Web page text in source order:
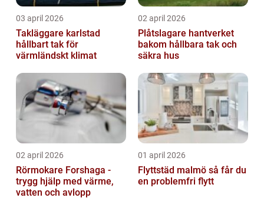
03 april 2026
Takläggare karlstad
hållbart tak för
värmländskt klimat
02 april 2026
Plåtslagare hantverket
bakom hållbara tak och
säkra hus
02 april 2026
Rörmokare Forshaga -
trygg hjälp med värme,
vatten och avlopp
01 april 2026
Flyttstäd malmö så får du
en problemfri flytt